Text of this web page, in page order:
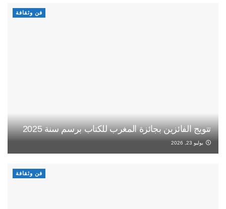
فن وثقافة
تتويج الفائزين بجائزة المغرب للكتاب برسم سنة 2025
يوليو 23, 2026
فن وثقافة